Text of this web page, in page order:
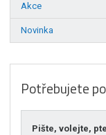
Akce
Novinka
Potřebujete
Pište, volejte,